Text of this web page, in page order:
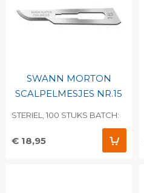
SWANN MORTON
SCALPELMESJES NR.15
STERIEL, 100 STUKS BATCH:
€ 18,95